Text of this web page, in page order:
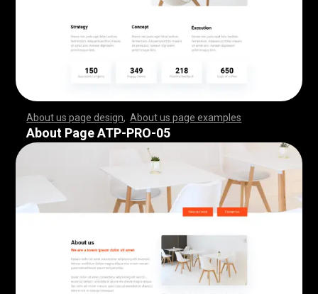
About us page design ,About us page examples
,,,,,,,,,,,,,,,,,,,,,,,, ,,,,,,,,,,,,,,,,,,,,,,,,,,,
,,,,,,,,,,,,,,,,,,,,,,,, ,,,,,,,,,,,,,,,,,,,,,,,,,,,
,,,,,,,,,,,,,,,,,,,,,,,, ,,,,,,,,,,,,,,,,,,,,,,,,,,,
,,,,,,,,,,,,,,,,,,,,,,,, ,,,,,,,,,,,,,,,,,,,,,,,,,,,
,,,,,,,,,,,,,,,,,,,,,,,, ,,,,,,,,,,,,,,,,,,,,,,,,,,,
,,,,,,,,,,,,,,,,,,,,,,,, ,,,,,,,,,,,,,,,,,,,,,,,,,,,
,,,,,,,,,,,,,,,,,,,,,,,, ,,,,,,,,,,,,,,,,,,,,,,,,,,,
,,,,,,,,,,,,,,,,,,,,,,,, ,,,,,,,,,,,,
About Page ATP-PRO-05